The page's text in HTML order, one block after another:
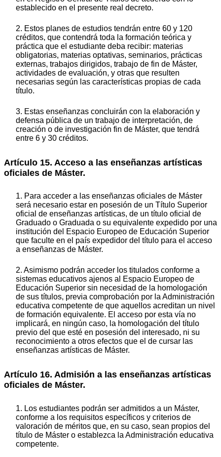
establecido en el presente real decreto.
2. Estos planes de estudios tendrán entre 60 y 120
créditos, que contendrá toda la formación teórica y
práctica que el estudiante deba recibir: materias
obligatorias, materias optativas, seminarios, prácticas
externas, trabajos dirigidos, trabajo de fin de Máster,
actividades de evaluación, y otras que resulten
necesarias según las características propias de cada
título.
3. Estas enseñanzas concluirán con la elaboración y
defensa pública de un trabajo de interpretación, de
creación o de investigación fin de Máster, que tendrá
entre 6 y 30 créditos.
Artículo 15. Acceso a las enseñanzas artísticas
oficiales de Máster.
1. Para acceder a las enseñanzas oficiales de Máster
será necesario estar en posesión de un Título Superior
oficial de enseñanzas artísticas, de un título oficial de
Graduado o Graduada o su equivalente expedido por una
institución del Espacio Europeo de Educación Superior
que faculte en el país expedidor del título para el acceso
a enseñanzas de Máster.
2. Asimismo podrán acceder los titulados conforme a
sistemas educativos ajenos al Espacio Europeo de
Educación Superior sin necesidad de la homologación
de sus títulos, previa comprobación por la Administración
educativa competente de que aquellos acreditan un nivel
de formación equivalente. El acceso por esta vía no
implicará, en ningún caso, la homologación del título
previo del que esté en posesión del interesado, ni su
reconocimiento a otros efectos que el de cursar las
enseñanzas artísticas de Máster.
Artículo 16. Admisión a las enseñanzas artísticas
oficiales de Máster.
1. Los estudiantes podrán ser admitidos a un Máster,
conforme a los requisitos específicos y criterios de
valoración de méritos que, en su caso, sean propios del
título de Máster o establezca la Administración educativa
competente.